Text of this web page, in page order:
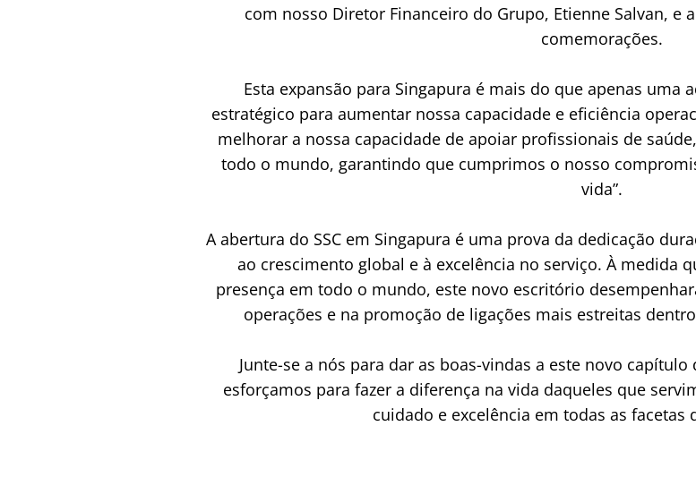
com nosso Diretor Financeiro do Grupo, Etienne Salvan, e
comemorações.
Esta expansão para Singapura é mais do que apenas uma
estratégico para aumentar nossa capacidade e eficiência
melhorar a nossa capacidade de apoiar profissionais de
todo o mundo, garantindo que cumprimos o nosso
vida”.
A abertura do SSC em Singapura é uma prova da dedicação
ao crescimento global e à excelência no serviço. À medida
presença em todo o mundo, este novo escritório
operações e na promoção de ligações mais estreitas
Junte-se a nós para dar as boas-vindas a este novo
esforçamos para fazer a diferença na vida daqueles que
cuidado e excelência em todas as facetas